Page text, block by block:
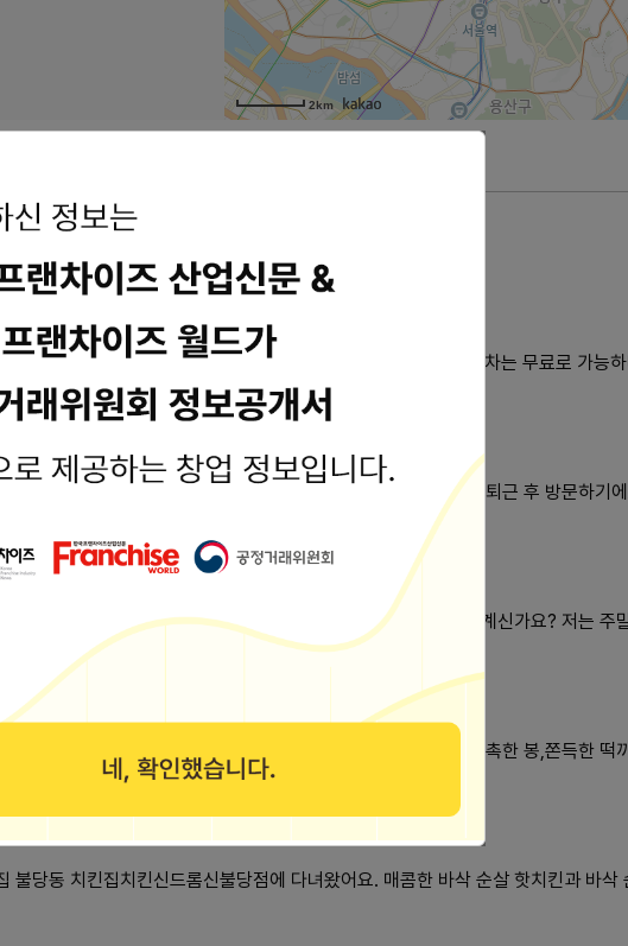
2km
선 미아사거리역 4번 출구에서 도보 3분 거리에 위치해 있다 주차는 무료로 가능
산...
킨신드롬길음센터피스점은 미아사거리역 4번 출구에서 가까워 퇴근 후 방문하기
글, 사진 @더구리 안녕하세요. 더구리입니다. 다들 잘 지내고 계신가요? 저는 주
점에서 윙+봉+떡 세트메뉴 꼭 한번 드셔보세요! 바삭한 윙과 촉촉한 봉,쫀득한 떡
불당동 치킨집치킨신드롬신불당점에 다녀왔어요. 매콤한 바삭 순살 핫치킨과 바삭